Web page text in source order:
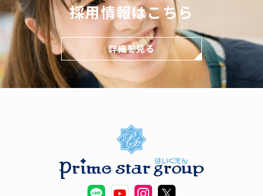
採用情報はこちら
詳細を見る